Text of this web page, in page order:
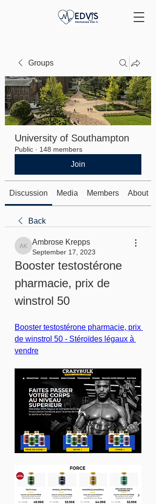
Groups
University of Southampton
Public · 148 members
Join
Discussion Media Members About
Back
Ambrose Krepps
Ambrose Krepps
September 17, 2023
Booster testostérone
pharmacie, prix de
winstrol 50
Booster testostérone pharmacie, prix
de winstrol 50 - Stéroïdes légaux à
vendre